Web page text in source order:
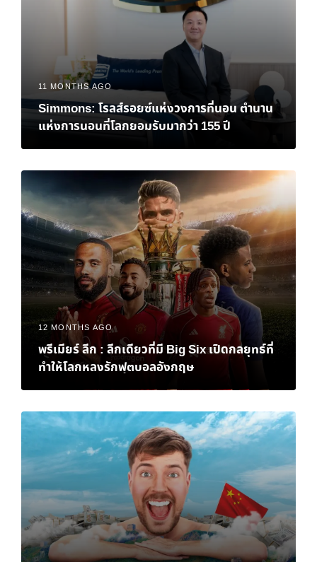
11 MONTHS AGO
Simmons: โรลส์รอยซ์แห่งวงการที่นอน ตำนาน
แห่งการนอนที่โลกยอมรับมากว่า 155 ปี
12 MONTHS AGO
พรีเมียร์ ลีก : ลีกเดียวที่มี Big Six เปิดกลยุทธ์ที่
ทำให้โลกหลงรักฟุตบอลอังกฤษ